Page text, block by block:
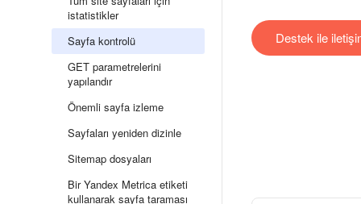
istatistikler
Sayfa kontrolü
GET parametrelerini
yapılandır
Önemli sayfa izleme
Sayfaları yeniden dizinle
Sitemap dosyaları
Bir Yandex Metrica etiketi
kullanarak sayfa taraması
Destek ile